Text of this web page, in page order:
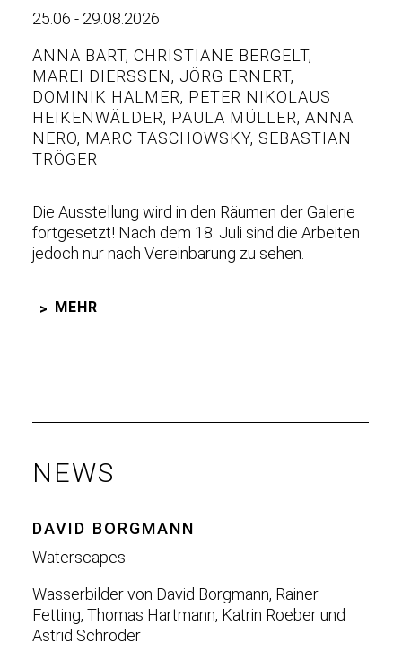
25.06 - 29.08.2026
ANNA BART, CHRISTIANE BERGELT,
MAREI DIERSSEN
, JÖRG ERNERT,
DOMINIK HALMER, PETER NIKOLAUS
HEIKENWÄLDER, PAULA MÜLLER, ANNA
NERO, MARC TASCHOWSKY, SEBASTIAN
TRÖGER
Die Ausstellung wird in den Räumen der Galerie
fortgesetzt! Nach dem 18. Juli sind die Arbeiten
jedoch nur nach Vereinbarung zu sehen.
MEHR
NEWS
DAVID BORGMANN
Waterscapes
Wasserbilder von David Borgmann, Rainer
Fetting, Thomas Hartmann, Katrin Roeber und
Astrid Schröder